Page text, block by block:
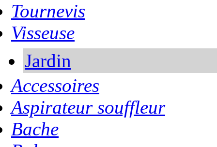
Tournevis
Visseuse
Jardin
Accessoires
Aspirateur souffleur
Bache